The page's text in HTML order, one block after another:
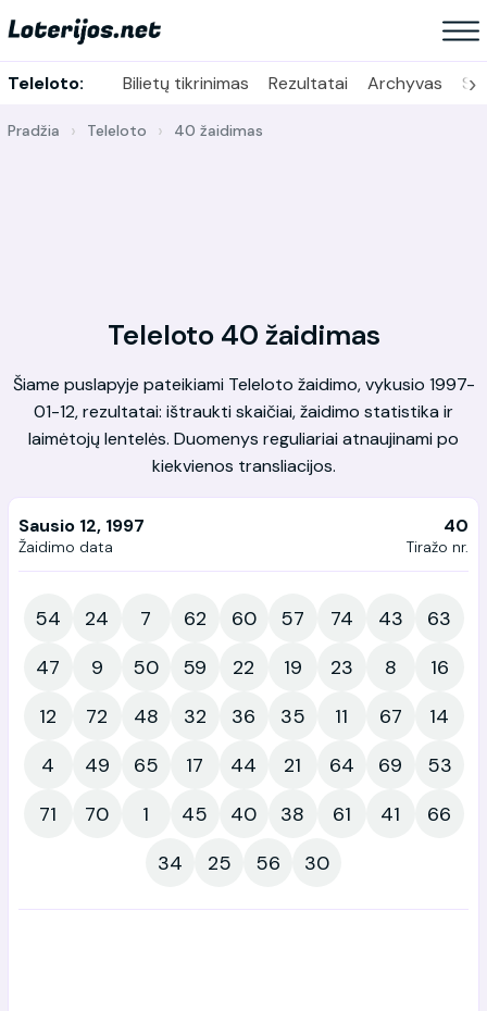
Teleloto: Bilietų tikrinimas Rezultatai Archyvas ›
Pradžia Teleloto 40 žaidimas
Teleloto 40 žaidimas
Šiame puslapyje pateikiami Teleloto žaidimo, vykusio 1997-
01-12, rezultatai: ištraukti skaičiai, žaidimo statistika ir
laimėtojų lentelės. Duomenys reguliariai atnaujinami po
kiekvienos transliacijos.
Sausio 12, 1997
Žaidimo data
40
Tiražo nr.
54 24 7 62 60 57 74 43
63
47
9 50 59 22 19 23 8
16
12
72 48 32 36 35 11 67
14
4
49 65 17 44 21 64 69
53
71
70 1 45 40 38 61 41
66
34
25 56 30